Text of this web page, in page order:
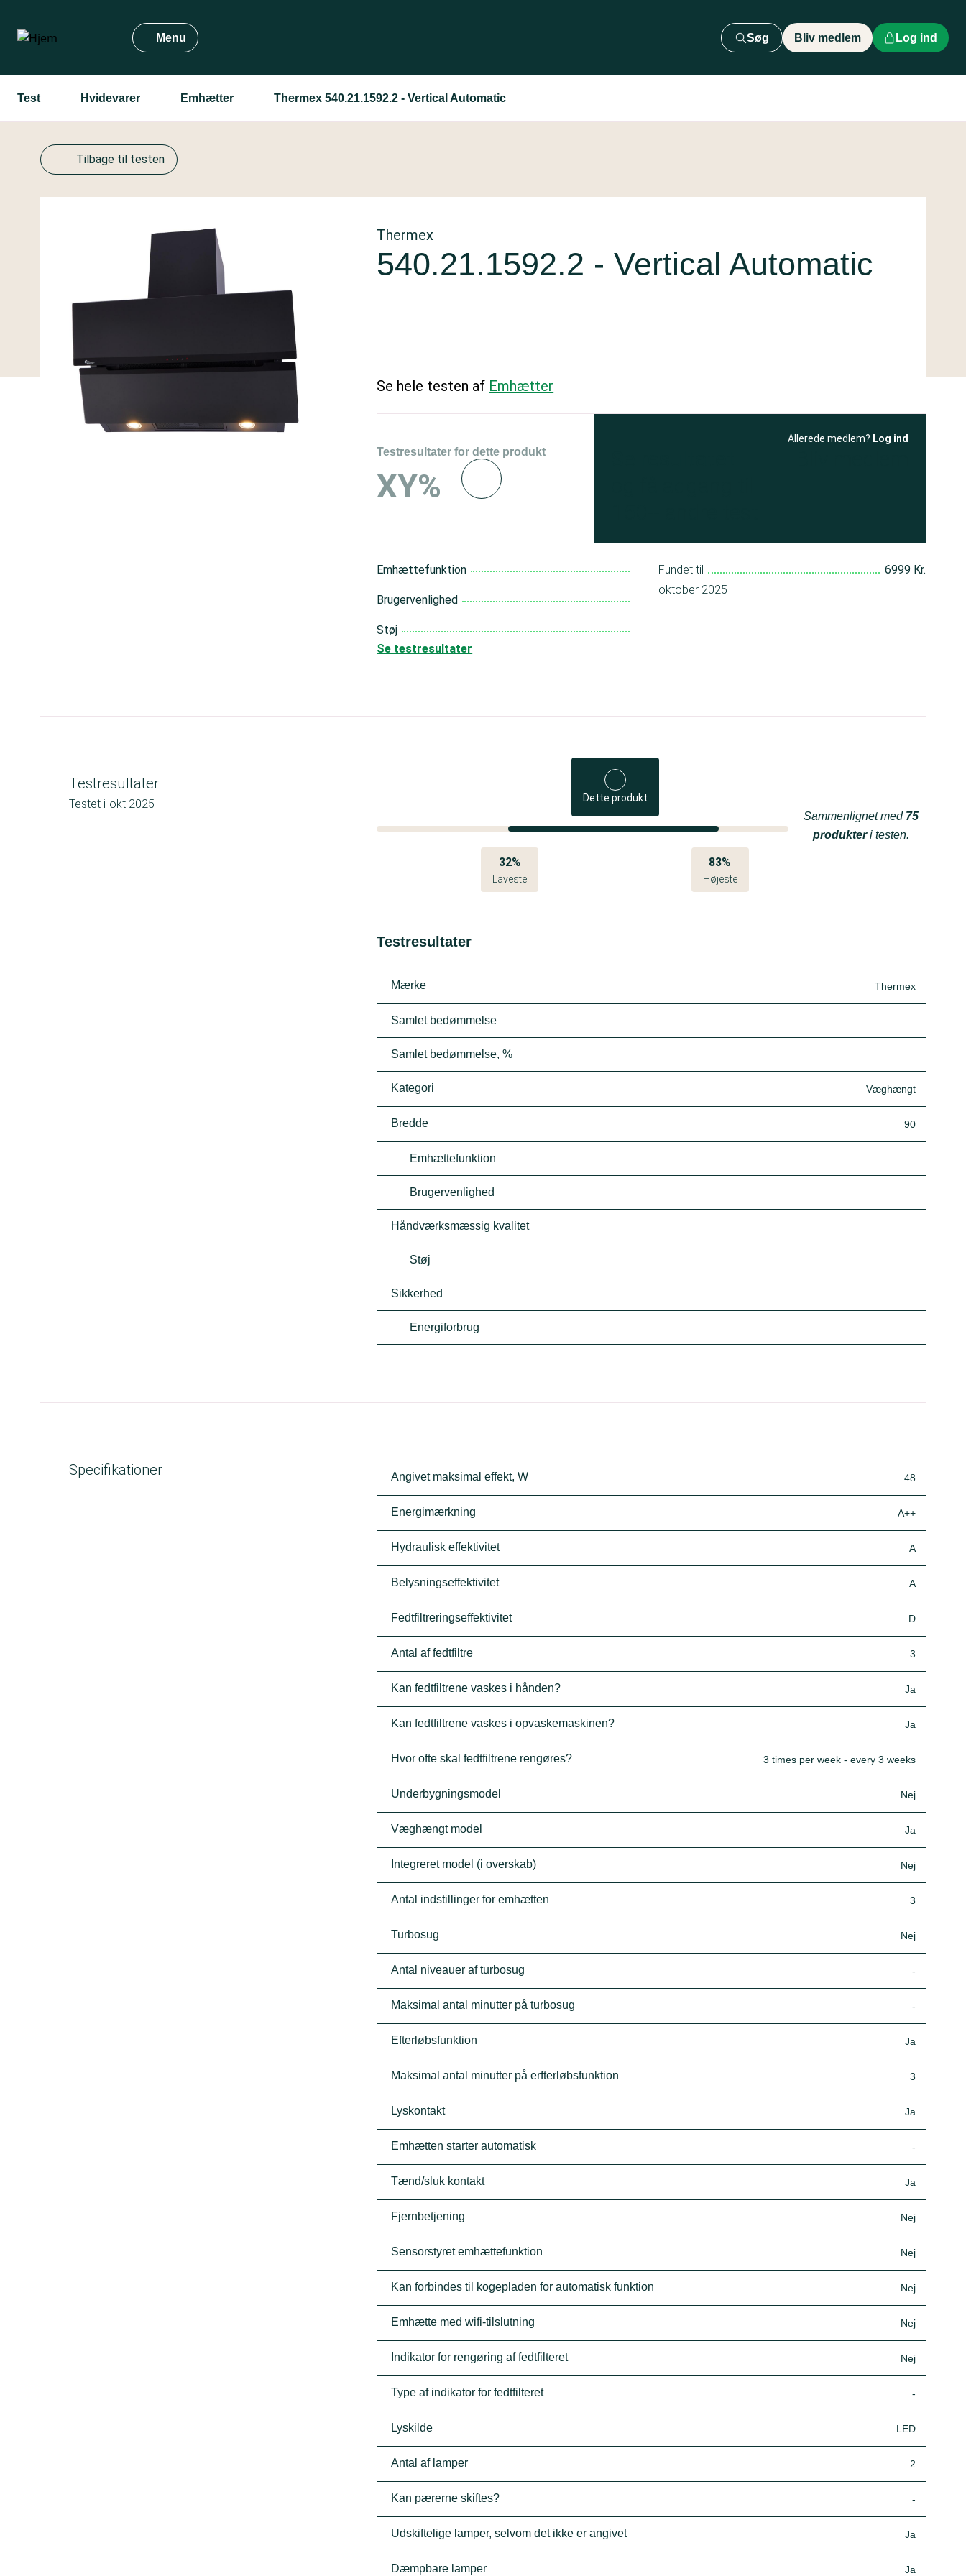
hovedindhold
Menu Søg Bliv medlem Log ind
Test Hvidevarer Emhætter Thermex 540.21.1592.2 - Vertical Automatic
Tilbage til testen
Thermex
540.21.1592.2 - Vertical Automatic
Se hele testen af Emhætter
Testresultater for dette produkt
XY%
Allerede medlem? Log ind
Emhættefunktion
Brugervenlighed
Støj
Fundet til
6999 Kr.
oktober 2025
Se testresultater
Testresultater
Testet i okt 2025 Dette produkt
32%
Laveste
83%
Højeste
Sammenlignet med 75
produkteri testen.
Testresultater
Mærke Thermex
Samlet bedømmelse
Samlet bedømmelse, %
Kategori Væghængt
Bredde 90
Emhættefunktion
Brugervenlighed
Håndværksmæssig kvalitet
Støj
Sikkerhed
Energiforbrug
Specifikationer Angivet maksimal effekt, W 48
Energimærkning A++
Hydraulisk effektivitet A
Belysningseffektivitet A
Fedtfiltreringseffektivitet D
Antal af fedtfiltre 3
Kan fedtfiltrene vaskes i hånden? Ja
Kan fedtfiltrene vaskes i opvaskemaskinen? Ja
Hvor ofte skal fedtfiltrene rengøres? 3 times per week - every 3 weeks
Underbygningsmodel Nej
Væghængt model Ja
Integreret model (i overskab) Nej
Antal indstillinger for emhætten 3
Turbosug Nej
Antal niveauer af turbosug -
Maksimal antal minutter på turbosug -
Efterløbsfunktion Ja
Maksimal antal minutter på erfterløbsfunktion 3
Lyskontakt Ja
Emhætten starter automatisk -
Tænd/sluk kontakt Ja
Fjernbetjening Nej
Sensorstyret emhættefunktion Nej
Kan forbindes til kogepladen for automatisk funktion Nej
Emhætte med wifi-tilslutning Nej
Indikator for rengøring af fedtfilteret Nej
Type af indikator for fedtfilteret -
Lyskilde LED
Antal af lamper 2
Kan pærerne skiftes? -
Udskiftelige lamper, selvom det ikke er angivet Ja
Dæmpbare lamper Ja